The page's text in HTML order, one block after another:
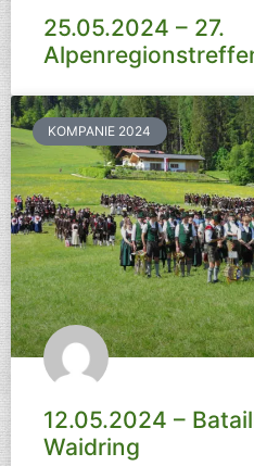
25.05.2024 – 27.
KOMPANIE 2024
12.05.2024 –
Waidring